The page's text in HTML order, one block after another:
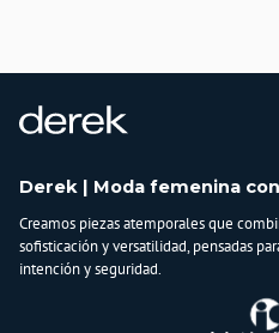
Derek | Moda femenina
Creamos piezas atemporales que
sofisticación y versatilidad, pensadas
intención y seguridad.